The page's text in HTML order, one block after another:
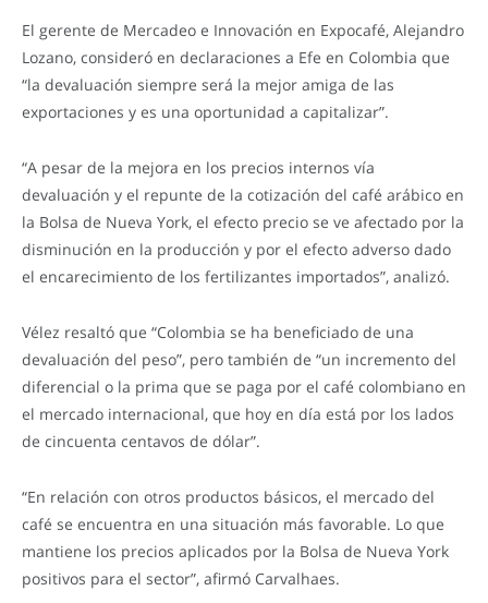
El gerente de Mercadeo e Innovación en Expocafé, Alejandro
Lozano, consideró en declaraciones a Efe en Colombia que
“la devaluación siempre será la mejor amiga de las
exportaciones y es una oportunidad a capitalizar”.
“A pesar de la mejora en los precios internos vía
devaluación y el repunte de la cotización del café arábico en
la Bolsa de Nueva York, el efecto precio se ve afectado por la
disminución en la producción y por el efecto adverso dado
el encarecimiento de los fertilizantes importados”, analizó.
Vélez resaltó que “Colombia se ha beneficiado de una
devaluación del peso”, pero también de “un incremento del
diferencial o la prima que se paga por el café colombiano en
el mercado internacional, que hoy en día está por los lados
de cincuenta centavos de dólar”.
“En relación con otros productos básicos, el mercado del
café se encuentra en una situación más favorable. Lo que
mantiene los precios aplicados por la Bolsa de Nueva York
positivos para el sector”, afirmó Carvalhaes.